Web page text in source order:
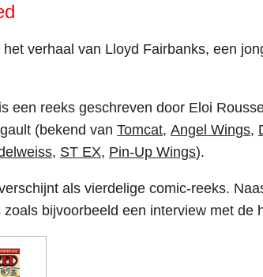
het verhaal van Lloyd Fairbanks, een
een reeks geschreven door Eloi
(bekend van Tomcat, Angel Wings,
, ST EX, Pin-Up Wings).
als vierdelige comic-reeks.
zoals bijvoorbeeld een interview met de